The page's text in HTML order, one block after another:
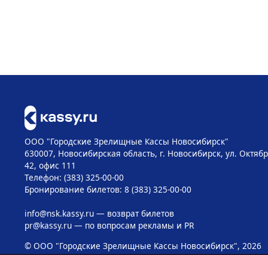
ООО "Городские Зрелищные Кассы Новосибирск"
630007, Новосибирская область, г. Новосибирск, ул.
42, офис 111
Телефон: (383) 325-00-00
Бронирование билетов: 8 (383) 325-00-00
info@nsk.kassy.ru— возврат билетов
pr@kassy.ru— по вопросам рекламы и PR
© ООО "Городские Зрелищные Кассы Новосибирск", 2026